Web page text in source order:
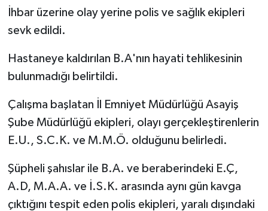
İhbar üzerine olay yerine polis ve sağlık ekipleri
sevk edildi.
Hastaneye kaldırılan B.A'nın hayati tehlikesinin
bulunmadığı belirtildi.
Çalışma başlatan İl Emniyet Müdürlüğü Asayiş
Şube Müdürlüğü ekipleri, olayı gerçekleştirenlerin
E.U., S.C.K. ve M.M.Ö. olduğunu belirledi.
Şüpheli şahıslar ile B.A. ve beraberindeki E.Ç,
A.D, M.A.A. ve İ.S.K. arasında aynı gün kavga
çıktığını tespit eden polis ekipleri, yaralı dışındaki